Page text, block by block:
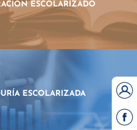
ESCOLARIZADO
ESCOLARIZADA